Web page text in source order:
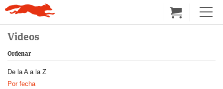
Videos
Ordenar
De la A a la Z
Por fecha